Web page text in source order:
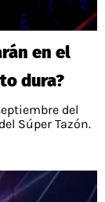
en el
dura?
del
Súper Tazón.